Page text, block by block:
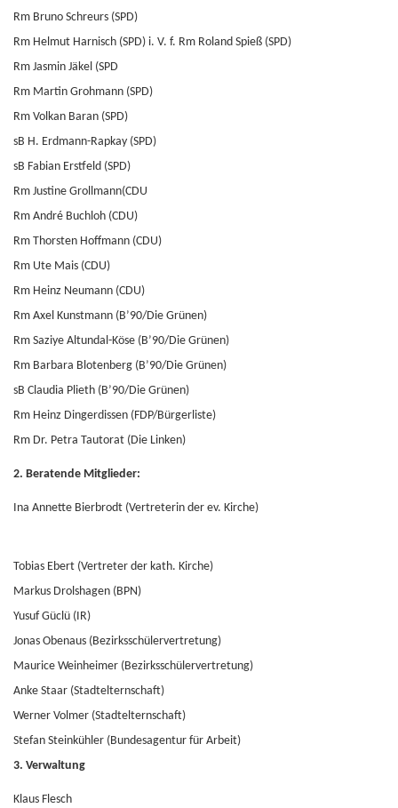
Rm Bruno Schreurs (SPD)
Rm Helmut Harnisch (SPD) i. V. f. Rm Roland Spieß (SPD)
Rm Jasmin Jäkel (SPD
Rm Martin Grohmann (SPD)
Rm Volkan Baran (SPD)
sB H. Erdmann-Rapkay (SPD)
sB Fabian Erstfeld (SPD)
Rm Justine Grollmann(CDU
Rm André Buchloh (CDU)
Rm Thorsten Hoffmann (CDU)
Rm Ute Mais (CDU)
Rm Heinz Neumann (CDU)
Rm Axel Kunstmann (B’90/Die Grünen)
Rm Saziye Altundal-Köse (B’90/Die Grünen)
Rm Barbara Blotenberg (B’90/Die Grünen)
sB Claudia Plieth (B’90/Die Grünen)
Rm Heinz Dingerdissen (FDP/Bürgerliste)
Rm Dr. Petra Tautorat (Die Linken)
2. Beratende Mitglieder:
Ina Annette Bierbrodt (Vertreterin der ev. Kirche)
Tobias Ebert (Vertreter der kath. Kirche)
Markus Drolshagen (BPN)
Yusuf Güclü (IR)
Jonas Obenaus (Bezirksschülervertretung)
Maurice Weinheimer (Bezirksschülervertretung)
Anke Staar (Stadtelternschaft)
Werner Volmer (Stadtelternschaft)
Stefan Steinkühler (Bundesagentur für Arbeit)
3. Verwaltung
Klaus Flesch